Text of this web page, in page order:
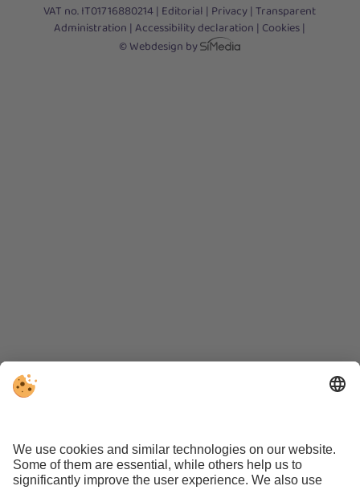
VAT no. IT01716880214 | Editorial | Privacy|Transparent
Administration |Accessibility declaration | Cookies|
© Webdesign by